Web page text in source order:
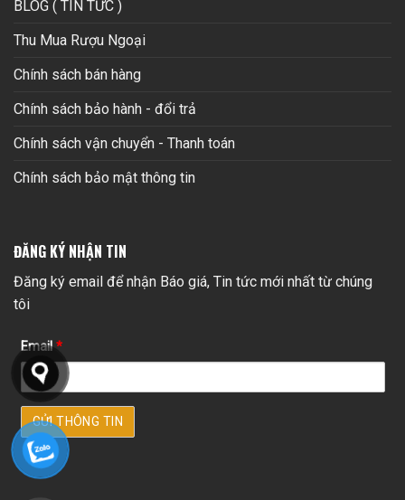
BLOG ( TIN TỨC )
Thu Mua Rượu Ngoại
Chính sách bán hàng
Chính sách bảo hành - đổi trả
Chính sách vận chuyển - Thanh toán
Chính sách bảo mật thông tin
ĐĂNG KÝ NHẬN TIN
Đăng ký email để nhận Báo giá, Tin tức mới nhất từ chúng
tôi
Email*